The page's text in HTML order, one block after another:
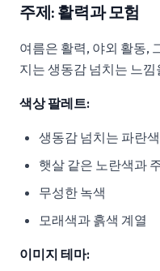
주제: 활력과 모험
여름은 활력, 야외 활동,
지는 생동감 넘치는 느
색상 팔레트:
생동감 넘치는 파란
햇살 같은 노란색과
무성한 녹색
모래색과 흙색 계열
이미지 테마: